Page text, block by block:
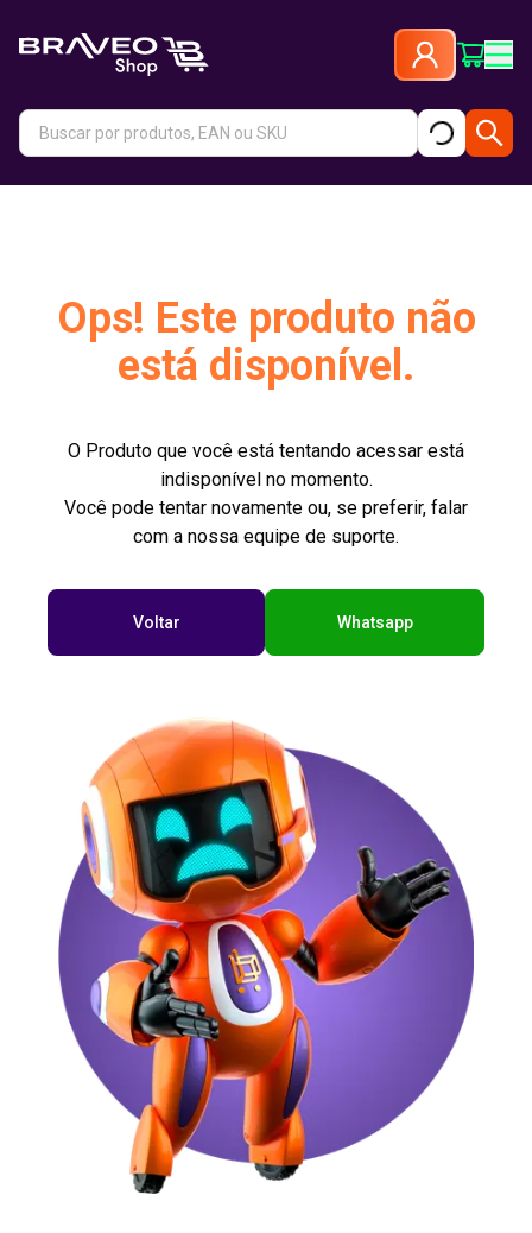
Ops! Este produto não
está disponível.
O Produto que você está tentando acessar está
indisponível no momento.
Você pode tentar novamente ou, se preferir, falar
com a nossa equipe de suporte.
Voltar Whatsapp